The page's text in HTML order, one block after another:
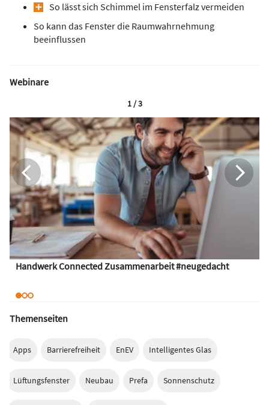
So lässt sich Schimmel im Fensterfalz vermeiden
So kann das Fenster die Raumwahrnehmung
beeinflussen
Webinare
Handwerk Connected Zusammenarbeit #neugedacht
1 / 3
Themenseiten
Apps Barrierefreiheit EnEV Intelligentes Glas
Lüftungsfenster Neubau Prefa Sonnenschutz